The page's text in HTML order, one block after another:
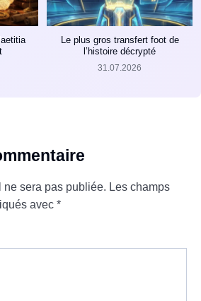
Le plus gros transfert foot de
l’histoire décrypté
31.07.2026
ne sera pas publiée. Les champs
avec *